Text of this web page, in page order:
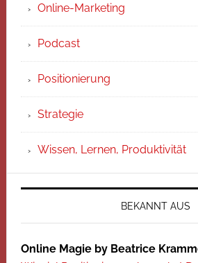
Online-Marketing
Podcast
Positionierung
Strategie
Wissen, Lernen, Produktivität
BEKANNT AUS
Online Magie by Beatrice